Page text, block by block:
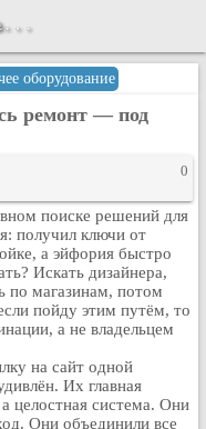
оборудование
ремонт — под
0
поиске решений для
получил ключи от
а эйфория быстро
Искать дизайнера,
по магазинам, потом
пойду этим путём, то
а не владельцем
на сайт одной
Их главная
целостная система. Они
Они объединили все